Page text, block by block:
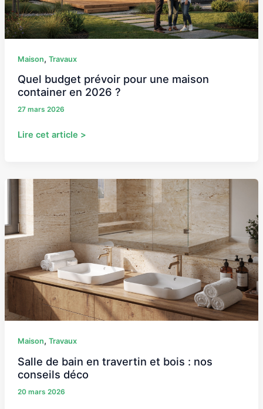
Maison, Travaux
Quel budget prévoir pour une maison
container en 2026 ?
27 mars 2026
2026
?
Lire cet article >
Maison, Travaux
Salle de bain en travertin et bois : nos
conseils déco
20 mars 2026
Salle
de
bain
en
travertin
et
bois
conseils